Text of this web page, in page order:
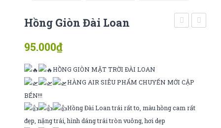
Hồng Giòn Đài Loan
95.000₫
HỒNG GIÒN MẶT TRỜI ĐÀI LOAN
HÀNG AIR SIÊU PHẨM CHUYẾN MỚI CẬP
BẾN!!!
Hồng Đài Loan trái rất to, màu hồng cam rất
đẹp, nặng trái, hình dáng trái tròn vuông, hơi dẹp